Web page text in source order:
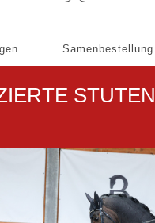
Samenbestellung
STUTEN